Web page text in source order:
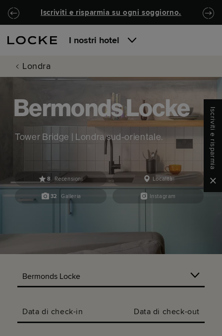
Passa al contenuto principale
Locke.Header.SkipToNav
Iscriviti e risparmia su ogni soggiorno.
I nostri hotel
Londra
Bermonds Locke
Tower Bridge | Londra sud-orientale.
8 Recensioni Località
32 Galleria Instagram
Data di check-in Data di check-out
Iscriviti e risparmia